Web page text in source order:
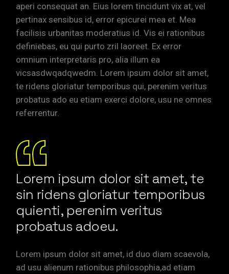
aperi consequat an. Eius lorem tincidunt vix at, vel
pertinax sensibus id, error epicurei mea et. Mea
facilisis urbanitas moderatius id. Vis ei rationibus
definiebas, eu qui purto zril laoreet. Ex error
omnium interpretaris pro, alia illum ea
vicsasdwqadqwedm. Lorem ipsum dolor sit amet,
te ridens gloriatur temporibus qui, perenim veritus
probatus ado eu etiam exerci dolore, usu ne omnes
referrentur.
Lorem ipsum dolor sit amet, te
sin ridens gloriatur temporibus
quienti, perenim veritus
probatus adoeu.
Lorem ipsum dolor sit amet, id duo diam scaevola,
ad usu alienum rationibus philosophia,ad etiam